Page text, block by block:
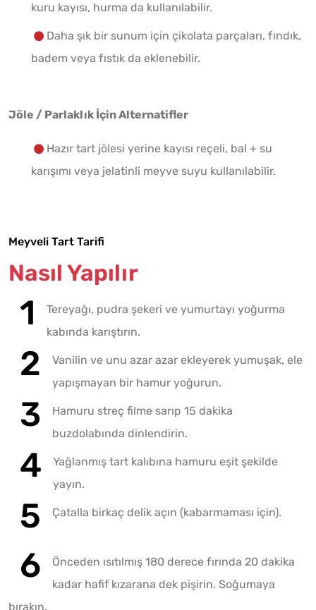
kuru kayısı, hurma da kullanılabilir.
Daha şık bir sunum için çikolata parçaları, fındık,
badem veya fıstık da eklenebilir.
Jöle / Parlaklık İçin Alternatifler
Hazır tart jölesi yerine kayısı reçeli, bal + su
karışımı veya jelatinli meyve suyu kullanılabilir.
Meyveli Tart Tarifi
Nasıl Yapılır
Tereyağı, pudra şekeri ve yumurtayı yoğurma
kabında karıştırın.
Vanilin ve unu azar azar ekleyerek yumuşak, ele
yapışmayan bir hamur yoğurun.
Hamuru streç filme sarıp 15 dakika
buzdolabında dinlendirin.
Yağlanmış tart kalıbına hamuru eşit şekilde
yayın.
Çatalla birkaç delik açın (kabarmaması için).
Önceden ısıtılmış 180 derece fırında 20 dakika
kadar hafif kızarana dek pişirin. Soğumaya
bırakın.